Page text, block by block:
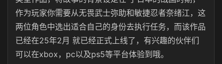
作为玩家你需要从无畏武士弥助和敏捷忍者奈绪江，这
两位角色中选出适合自己的身份去执行任务，而该作品
已经在25年2月 就已经正式上线了，有兴趣的伙伴们
可以在xbox，pc以及ps5等平台体验到哦。